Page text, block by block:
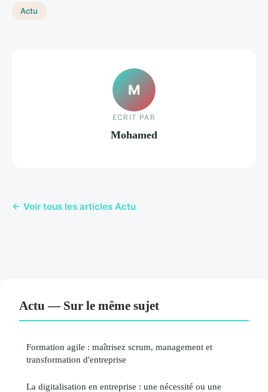
Actu
M
ECRIT PAR
Mohamed
← Voir tous les articles Actu
Actu — Sur le même sujet
Formation agile : maîtrisez scrum, management et
transformation d'entreprise
La digitalisation en entreprise : une nécessité ou une